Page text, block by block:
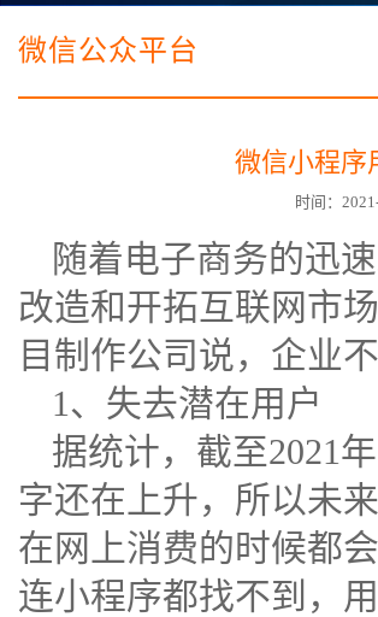
电子商务商城建设
SSL证书
营销
微信公众平台
微信小程序
时间：
随着电子商务的迅
改造和开拓互联网市
目制作公司说，企业
1、失去潜在用户
据统计，截至2021
字还在上升，所以未
在网上消费的时候都
连小程序都找不到，